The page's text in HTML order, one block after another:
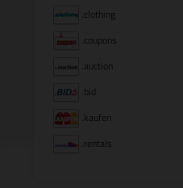
.clothing
.coupons
.auction
.bid
.kaufen
.rentals